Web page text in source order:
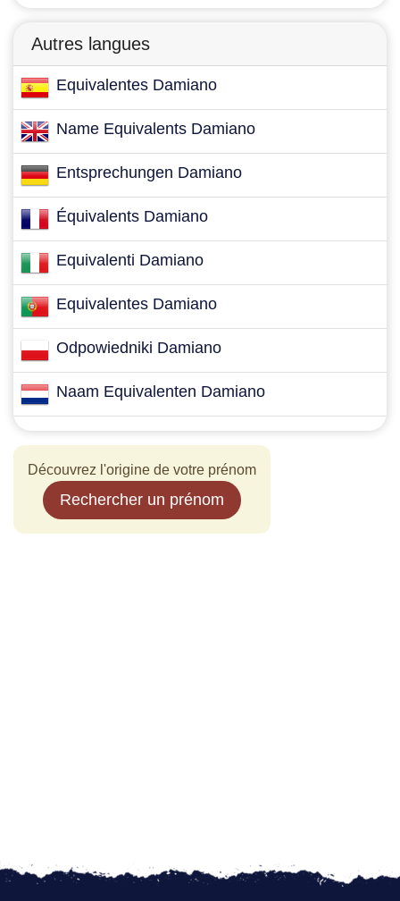
Autres langues
Equivalentes Damiano
Name Equivalents Damiano
Entsprechungen Damiano
Équivalents Damiano
Equivalenti Damiano
Equivalentes Damiano
Odpowiedniki Damiano
Naam Equivalenten Damiano
Découvrez l'origine de votre prénom
Rechercher un prénom